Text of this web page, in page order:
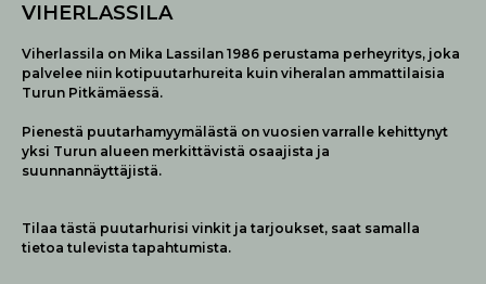
VIHERLASSILA
Viherlassila on Mika Lassilan 1986 perustama perheyritys, joka
palvelee niin kotipuutarhureita kuin viheralan ammattilaisia
Turun Pitkämäessä.
Pienestä puutarhamyymälästä on vuosien varralle kehittynyt
yksi Turun alueen merkittävistä osaajista ja
suunnannäyttäjistä.
Tilaa tästä puutarhurisi vinkit ja tarjoukset, saat samalla
tietoa tulevista tapahtumista.